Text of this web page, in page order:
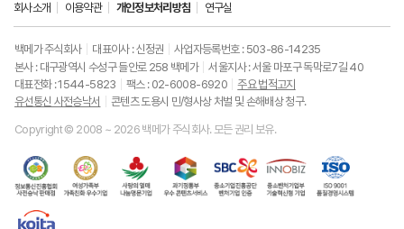
회사소개 이용약관 개인정보처리방침 연구실
백메가 주식회사 대표이사 : 신정권
사업자등록번호 : 503-86-14235
본사 : 대구광역시 수성구 들안로 258 백메가
서울지사 : 서울 마포구 독막로7길 40
대표전화 : 1544-5823
팩스 : 02-6008-6920
주요 법적고지
유선통신 사전승낙서
콘텐츠 도용시 민/형사상 처벌 및 손해배상 청구.
Copyright © 2008 ~ 2026 백메가 주식회사. 모든 권리 보유.
정
보
신
가
랑
의
열
통
중
소
기
업
중
소
벤
처
ISO9001
경
한